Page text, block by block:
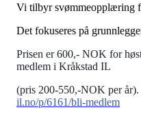
Vi tilbyr svømmeopplæring
Det fokuseres på
Prisen er 600,- NOK for
medlem i Kråkstad IL
(pris 200-550,-NOK per
il.no/p/6161/bli-medlem